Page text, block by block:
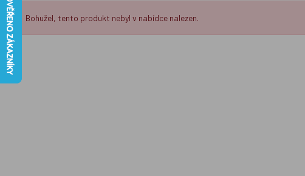
Bohužel, tento produkt nebyl v nabídce nalezen.